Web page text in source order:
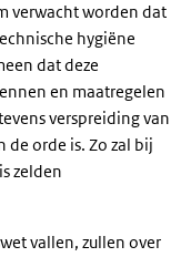
verwacht worden dat
hygiëne
dat deze
en maatregelen
verspreiding van
orde is. Zo zal bij
zelden
vallen, zullen over